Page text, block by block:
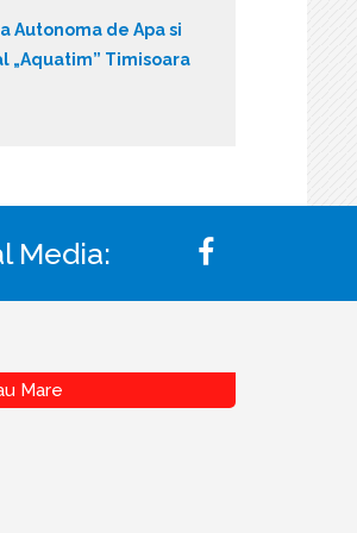
Autonoma de Apa si
„Aquatim” Timisoara
Media:
Mare